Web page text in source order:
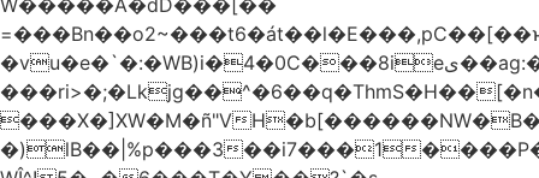
W�����A�dD���[��
�vu�e�`�:�WB)i�4�0C���8ieى��ag:�� !d�����4�fa<4\�"���o�Z�����a*D�[�|
���X�]XW�M�ñ"V
�)lB��|%p���3��i7���1